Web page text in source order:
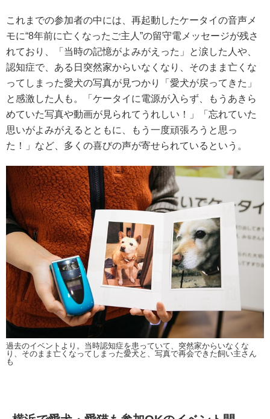
これまでの参加者の中には、再起動したケータイの音声メ
モに“8年前に亡くなったご主人”の留守電メッセージが残さ
れており、「当時の記憶がよみがえった」と涙した人や、
認知症で、ある日突然家からいなくなり、そのまま亡くな
ってしまった愛犬の写真が見つかり「愛犬が戻ってきた」
と感激した人も。「ケータイに電源が入らず、もうあきら
めていた写真や動画が見られてうれしい！」「忘れていた
思いがよみがえるとともに、もう一度頑張ろうと思っ
た！」など、多くの喜びの声が寄せられているという。
過去のイベントより。当時認知症を患っていて、突然家からいなくな
り、そのまま亡くなってしまった愛犬と、写真で再会できた飼い主さん
も